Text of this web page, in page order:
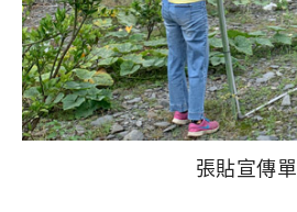
張貼宣傳單